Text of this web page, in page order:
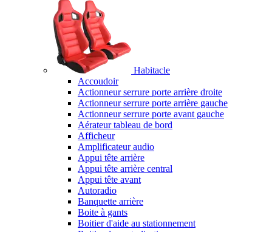
Habitacle
Accoudoir
Actionneur serrure porte arrière droite
Actionneur serrure porte arrière gauche
Actionneur serrure porte avant gauche
Aérateur tableau de bord
Afficheur
Amplificateur audio
Appui tête arrière
Appui tête arrière central
Appui tête avant
Autoradio
Banquette arrière
Boite à gants
Boitier d'aide au stationnement